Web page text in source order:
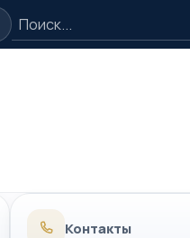
Поиск
Контакты